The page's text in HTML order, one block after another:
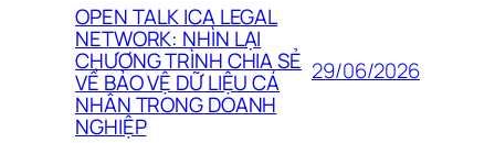
OPEN TALK ICA LEGAL
NETWORK: NHÌN LẠI
CHƯƠNG TRÌNH CHIA SẺ
VỀ BẢO VỆ DỮ LIỆU CÁ
NHÂN TRONG DOANH
NGHIỆP
29/06/2026